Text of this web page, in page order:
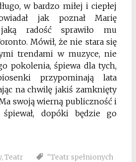
w bardzo miłej i ciepłej
jak poznał Marię
radość sprawiło mu
Mówił, że nie stara się
trendami w muzyce, nie
pokolenia, śpiewa dla tych,
przypominają lata
na chwilę jakiś zamknięty
swoją wierną publiczność i
dopóki będzie go
, Teatr
"Teatr spełnionych